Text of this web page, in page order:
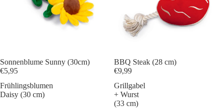
Sonnenblume Sunny (30cm)
€5,95
BBQ Steak (28 cm)
€9,99
Frühlingsblumen
Daisy (30 cm)
Grillgabel
+ Wurst
(33 cm)